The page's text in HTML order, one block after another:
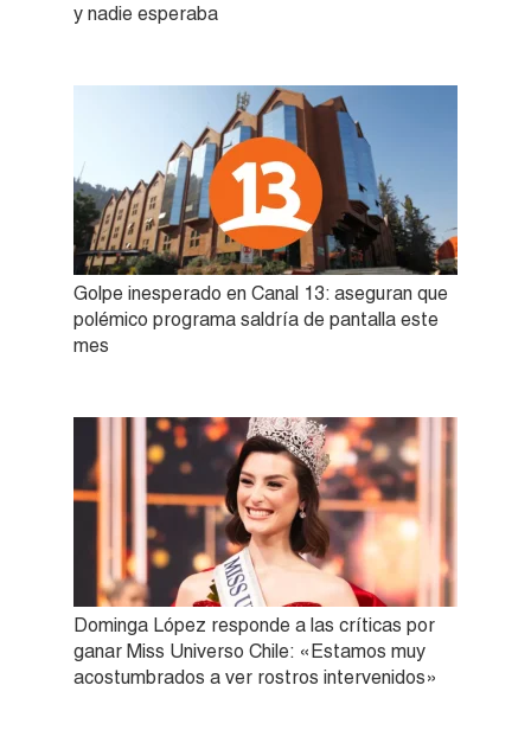
y nadie esperaba
Golpe inesperado en Canal 13: aseguran que
polémico programa saldría de pantalla este
mes
Dominga López responde a las críticas por
ganar Miss Universo Chile: «Estamos muy
acostumbrados a ver rostros intervenidos»